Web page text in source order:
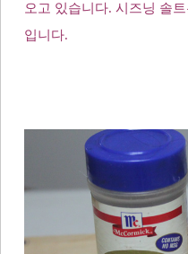
오고 있습니다. 시즈닝 솔
입니다.